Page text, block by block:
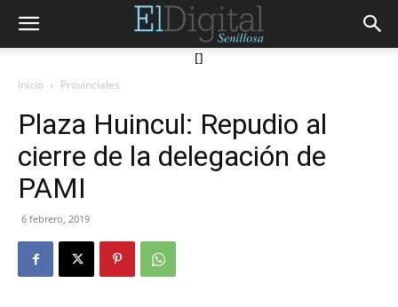
[]
Inicio Provinciales
Plaza Huincul: Repudio al
cierre de la delegación de
PAMI
6 febrero, 2019